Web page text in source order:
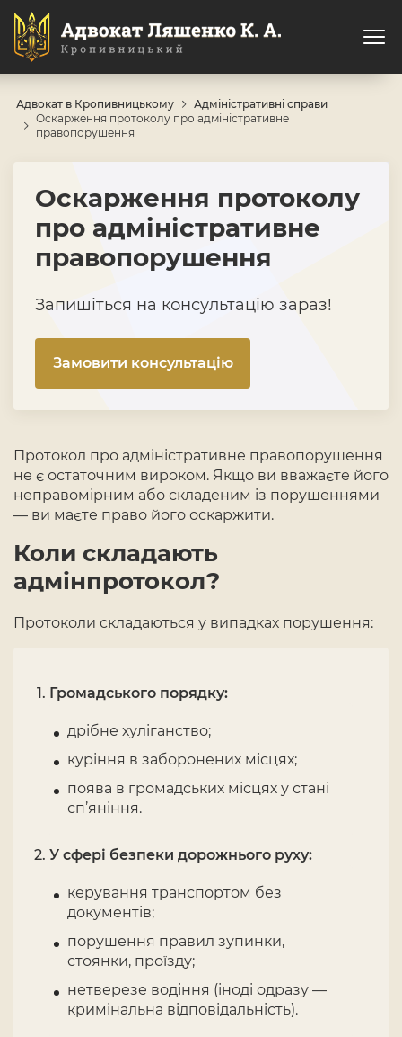
Адвокат в Кропивницькому
Адміністративні справи
Оскарження протоколу про адміністративне
правопорушення
Оскарження протоколу
про адміністративне
правопорушення
Запишіться на консультацію зараз!
Замовити консультацію
Протокол про адміністративне правопорушення
не є остаточним вироком. Якщо ви вважаєте його
неправомірним або складеним із порушеннями
— ви маєте право його оскаржити.
Коли складають
адмінпротокол?
Протоколи складаються у випадках порушення:
Громадського порядку:
дрібне хуліганство;
куріння в заборонених місцях;
поява в громадських місцях у стані
сп’яніння.
У сфері безпеки дорожнього руху:
керування транспортом без
документів;
порушення правил зупинки,
стоянки, проїзду;
нетверезе водіння (іноді одразу —
кримінальна відповідальність).